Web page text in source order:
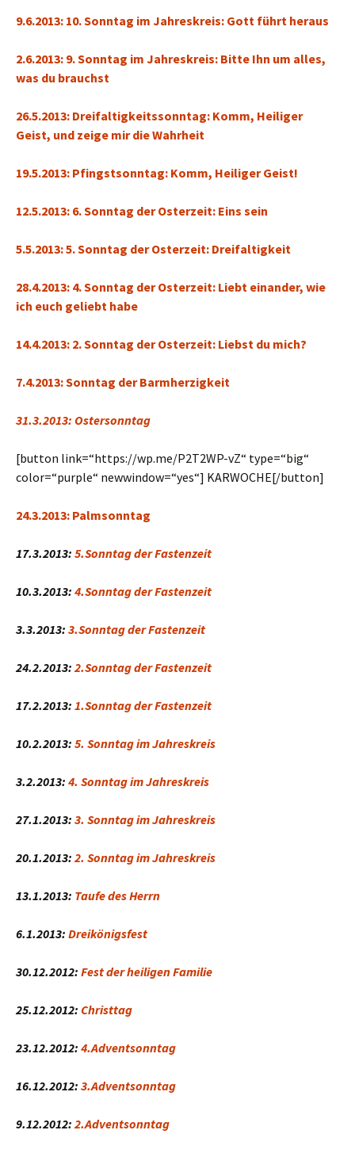
9.6.2013: 10. Sonntag im Jahreskreis: Gott führt heraus
2.6.2013: 9. Sonntag im Jahreskreis: Bitte Ihn um alles,
was du brauchst
26.5.2013: Dreifaltigkeitssonntag: Komm, Heiliger
Geist, und zeige mir die Wahrheit
19.5.2013: Pfingstsonntag: Komm, Heiliger Geist!
12.5.2013: 6. Sonntag der Osterzeit: Eins sein
5.5.2013: 5. Sonntag der Osterzeit: Dreifaltigkeit
28.4.2013: 4. Sonntag der Osterzeit: Liebt einander, wie
ich euch geliebt habe
14.4.2013: 2. Sonntag der Osterzeit: Liebst du mich?
7.4.2013: Sonntag der Barmherzigkeit
31.3.2013: Ostersonntag
[button link=“https://wp.me/P2T2WP-vZ“ type=“big“
color=“purple“ newwindow=“yes“] KARWOCHE[/button]
24.3.2013: Palmsonntag
17.3.2013: 5.Sonntag der Fastenzeit
10.3.2013: 4.Sonntag der Fastenzeit
3.3.2013: 3.Sonntag der Fastenzeit
24.2.2013:2.Sonntag der Fastenzeit
17.2.2013: 1.Sonntag der Fastenzeit
10.2.2013: 5. Sonntag im Jahreskreis
3.2.2013: 4. Sonntag im Jahreskreis
27.1.2013: 3. Sonntag im Jahreskreis
20.1.2013:2. Sonntag im Jahreskreis
13.1.2013: Taufe des Herrn
6.1.2013: Dreikönigsfest
30.12.2012: Fest der heiligen Familie
25.12.2012: Christtag
23.12.2012: 4.Adventsonntag
16.12.2012: 3.Adventsonntag
9.12.2012:2.Adventsonntag